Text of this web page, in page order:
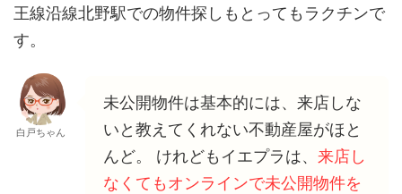
王線沿線北野駅での物件探しもとってもラクチンで
す。
白戸ちゃん
未公開物件は基本的には、来店しな
いと教えてくれない不動産屋がほと
んど。 けれどもイエプラは、 来店し
なくてもオンラインで未公開物件を